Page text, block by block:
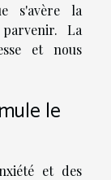
s'avère la
La
et nous
le
et des